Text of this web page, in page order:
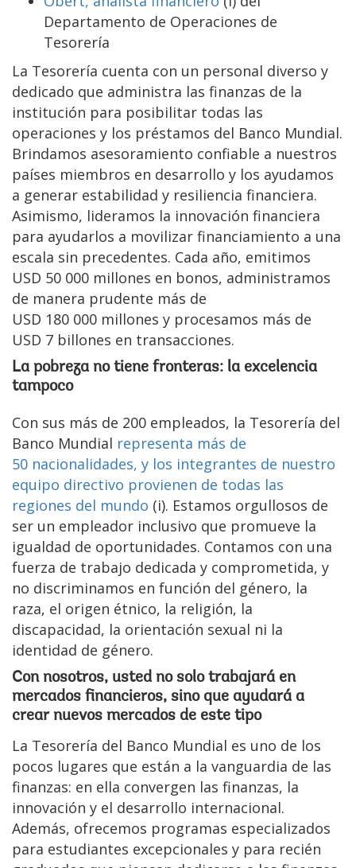
Departamento de Operaciones de
Tesorería
La Tesorería cuenta con un personal diverso y
dedicado que administra las finanzas de la
institución para posibilitar todas las
operaciones y los préstamos del Banco Mundial.
Brindamos asesoramiento confiable a nuestros
países miembros en desarrollo y los ayudamos
a generar estabilidad y resiliencia financiera.
Asimismo, lideramos la innovación financiera
para ayudarlos a movilizar financiamiento a una
escala sin precedentes. Cada año, emitimos
USD 50 000 millones en bonos, administramos
de manera prudente más de
USD 180 000 millones y procesamos más de
USD 7 billones en transacciones.
La pobreza no tiene fronteras: la excelencia
tampoco
Con sus más de 200 empleados, la Tesorería del
Banco Mundial representa más de
50 nacionalidades, y los integrantes de nuestro
equipo directivo provienen de todas las
regiones del mundo (i). Estamos orgullosos de
ser un empleador inclusivo que promueve la
igualdad de oportunidades. Contamos con una
fuerza de trabajo dedicada y comprometida, y
no discriminamos en función del género, la
raza, el origen étnico, la religión, la
discapacidad, la orientación sexual ni la
identidad de género.
Con nosotros, usted no solo trabajará en
mercados financieros, sino que ayudará a
crear nuevos mercados de este tipo
La Tesorería del Banco Mundial es uno de los
pocos lugares que están a la vanguardia de las
finanzas: en ella convergen las finanzas, la
innovación y el desarrollo internacional.
Además, ofrecemos programas especializados
para estudiantes excepcionales y para recién